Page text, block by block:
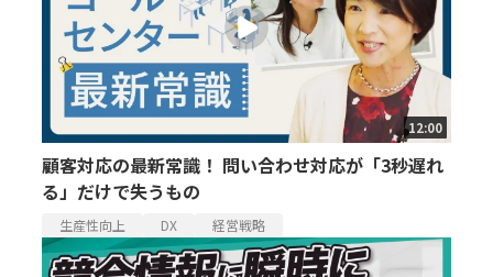
12:00
顧客対応の最新常識！ 問い合わせ対応が「3秒遅れ
る」だけで失うもの
生産性向上 DX 経営戦略